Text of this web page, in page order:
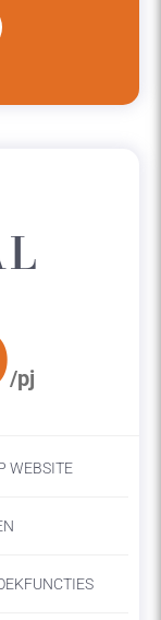
/pj
WEBSITE